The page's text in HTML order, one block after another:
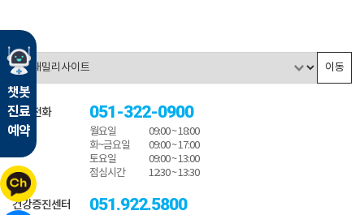
이동
대표전화 051-322-0900
월요일
09:00 ~ 18:00
화~금요일
09:00 ~ 17:00
토요일
09:00 ~ 13:00
점심시간
12:30 ~ 13:30
건강증진센터 051.922.5800
챗봇
진료
예약